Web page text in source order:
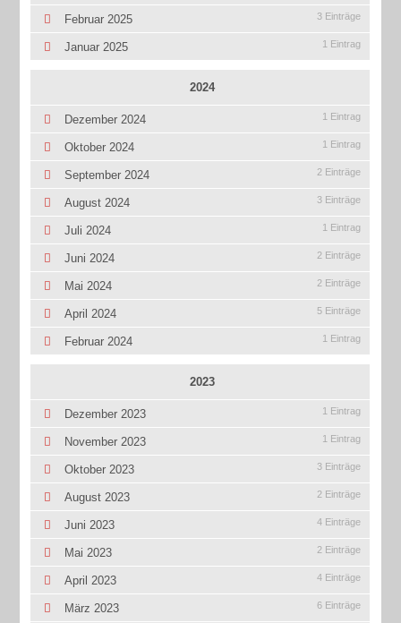
Februar 2025 3 Einträge
Januar 2025 1 Eintrag
2024
Dezember 2024 1 Eintrag
Oktober 2024 1 Eintrag
September 2024 2 Einträge
August 2024 3 Einträge
Juli 2024 1 Eintrag
Juni 2024 2 Einträge
Mai 2024 2 Einträge
April 2024 5 Einträge
Februar 2024 1 Eintrag
2023
Dezember 2023 1 Eintrag
November 2023 1 Eintrag
Oktober 2023 3 Einträge
August 2023 2 Einträge
Juni 2023 4 Einträge
Mai 2023 2 Einträge
April 2023 4 Einträge
März 2023 6 Einträge